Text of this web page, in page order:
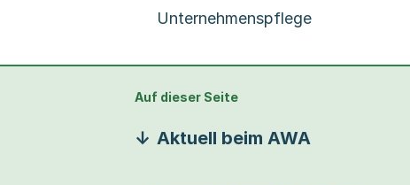
Unternehmenspflege
Auf dieser Seite
Aktuell beim AWA